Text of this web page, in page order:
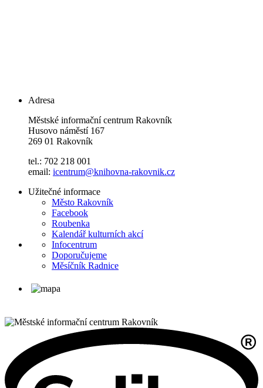
Adresa
Městské informační centrum Rakovník
Husovo náměstí 167
269 01 Rakovník
tel.: 702 218 001
email: icentrum@knihovna-rakovnik.cz
Užitečné informace
Město Rakovník
Facebook
Roubenka
Kalendář kulturních akcí
Infocentrum
Doporučujeme
Měsíčník Radnice